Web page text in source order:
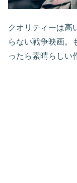
クオリティーは高
らない戦争映画。
ったら素晴らしい